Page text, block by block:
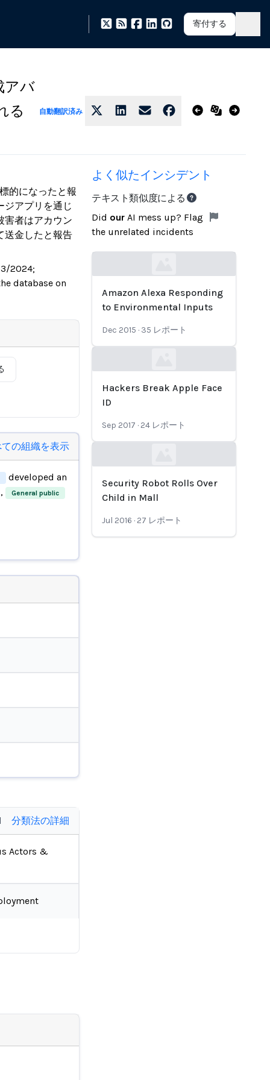
寄付する
アバ
る
自動翻訳済み
的になったと報
ジアプリを通じ
害者はアカウン
送金したと報告
2024;
database on
の組織を表示
developed an
,
General public
分類法の詳細
Actors &
よく似たインシデント
テキスト類似度による
Did our AI mess up? Flag
the unrelated incidents
Amazon Alexa Responding
to Environmental Inputs
Dec 2015 · 35 レポート
Hackers Break Apple Face
ID
Sep 2017 · 24 レポート
Security Robot Rolls Over
Child in Mall
Jul 2016 · 27 レポート